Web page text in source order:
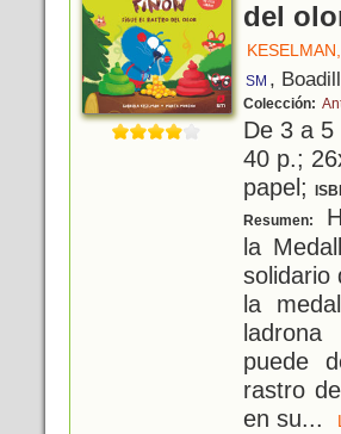
del
SM ,
Colección:
De 3 a
40 p.;
papel;
Resumen:
la
solidario
la
puede
rastro
en su...